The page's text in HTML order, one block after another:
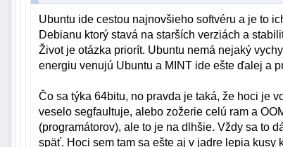
Ubuntu ide cestou najnovšieho softvéru a je to
Debianu ktorý stavá na starších verziách a
Život je otázka priorít. Ubuntu nemá nejaký
energiu venujú Ubuntu a MINT ide ešte ďalej a
Čo sa týka 64bitu, no pravda je taká, že hoci je
veselo segfaultuje, alebo zožerie celú ram a
(programátorov), ale to je na dlhšie. Vždy sa to
späť. Hoci sem tam sa ešte aj v jadre lepia